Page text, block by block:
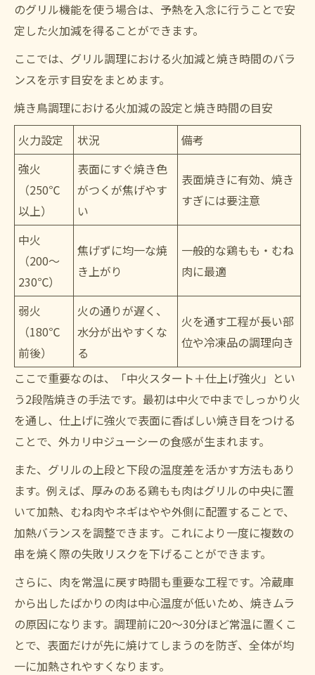
のグリル機能を使う場合は、予熱を入念に行うことで安
定した火加減を得ることができます。
ここでは、グリル調理における火加減と焼き時間のバラ
ンスを示す目安をまとめます。
焼き鳥調理における火加減の設定と焼き時間の目安
火力設定
状況
備考
強火
（250℃
以上）
表面にすぐ焼き色
がつくが焦げやす
い
表面焼きに有効、焼き
すぎには要注意
中火
（200〜
230℃）
焦げずに均一な焼
き上がり
一般的な鶏もも・むね
肉に最適
弱火
（180℃
前後）
火の通りが遅く、
水分が出やすくな
る
火を通す工程が長い部
位や冷凍品の調理向き
ここで重要なのは、「中火スタート＋仕上げ強火」とい
う2段階焼きの手法です。最初は中火で中までしっかり火
を通し、仕上げに強火で表面に香ばしい焼き目をつける
ことで、外カリ中ジューシーの食感が生まれます。
また、グリルの上段と下段の温度差を活かす方法もあり
ます。例えば、厚みのある鶏もも肉はグリルの中央に置
いて加熱、むね肉やネギはやや外側に配置することで、
加熱バランスを調整できます。これにより一度に複数の
串を焼く際の失敗リスクを下げることができます。
さらに、肉を常温に戻す時間も重要な工程です。冷蔵庫
から出したばかりの肉は中心温度が低いため、焼きムラ
の原因になります。調理前に20〜30分ほど常温に置くこ
とで、表面だけが先に焼けてしまうのを防ぎ、全体が均
一に加熱されやすくなります。